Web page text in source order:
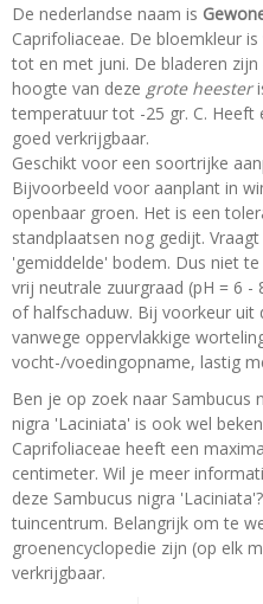
De nederlandse naam is
Caprifoliaceae. De bloemkleur
tot en met juni. De bladeren
hoogte van deze grote heester
temperatuur tot -25 gr. C. Heeft
goed verkrijgbaar.
Geschikt voor een soortrijke
Bijvoorbeeld voor aanplant in
openbaar groen. Het is een
standplaatsen nog gedijt.
'gemiddelde' bodem. Dus niet
vrij neutrale zuurgraad (pH = 6 -
of halfschaduw. Bij voorkeur uit
vanwege oppervlakkige
vocht-/voedingopname, lastig
Ben je op zoek naar Sambucus
nigra 'Laciniata' is ook wel
Caprifoliaceae heeft een
centimeter. Wil je meer
deze Sambucus nigra
tuincentrum. Belangrijk om te
groenencyclopedie zijn (op elk
verkrijgbaar.